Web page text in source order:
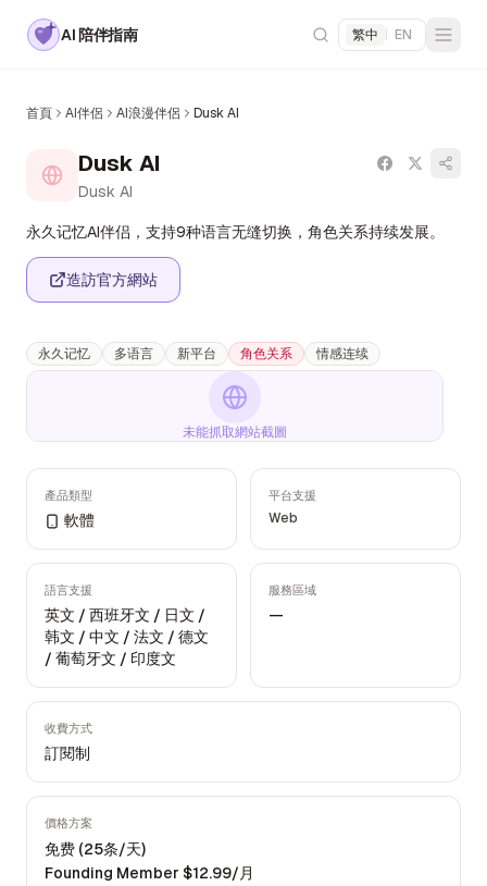
AI 陪伴指南 繁中 | EN
首頁 AI伴侶 AI浪漫伴侶 Dusk AI
Dusk AI
Dusk AI
永久记忆AI伴侣，支持9种语言无缝切换，角色关系持续发展。
造訪官方網站
永久记忆 多语言 新平台 角色关系 情感连续
未能抓取網站截圖
產品類型
軟體
平台支援
Web
語言支援
英文 / 西班牙文 / 日文 /
韩文 / 中文 / 法文 / 德文
/ 葡萄牙文 / 印度文
服務區域
—
收費方式
訂閱制
價格方案
免费 (25条/天)
Founding Member $12.99/月